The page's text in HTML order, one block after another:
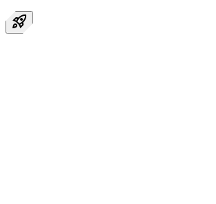
rocket_launch